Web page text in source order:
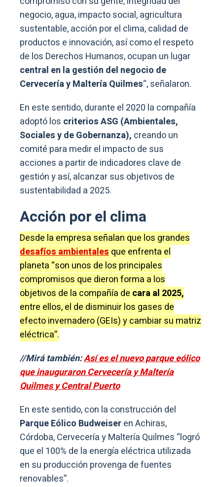
negocio, agua, impacto social, agricultura
sustentable, acción por el clima, calidad de
productos e innovación, así como el respeto
de los Derechos Humanos, ocupan un lugar
central en la gestión del negocio de
Cervecería y Maltería Quilmes“, señalaron.
En este sentido, durante el 2020 la compañía
adoptó los criterios ASG (Ambientales,
Sociales y de Gobernanza), creando un
comité para medir el impacto de sus
acciones a partir de indicadores clave de
gestión y así, alcanzar sus objetivos de
sustentabilidad a 2025.
Acción por el clima
Desde la empresa señalan que los grandes
desafíos ambientalesque enfrenta el
planeta “son unos de los principales
compromisos que dieron forma a los
objetivos de la compañía de cara al 2025,
entre ellos, el de disminuir los gases de
efecto invernadero (GEIs) y cambiar su matriz
eléctrica”.
//Mirá también:Así es el nuevo parque eólico
que inauguraron Cervecería y Maltería
Quilmes y Central Puerto
En este sentido, con la construcción del
Parque Eólico Budweiseren Achiras,
Córdoba, Cervecería y Maltería Quilmes “logró
que el 100% de la energía eléctrica utilizada
en su producción provenga de fuentes
renovables”.